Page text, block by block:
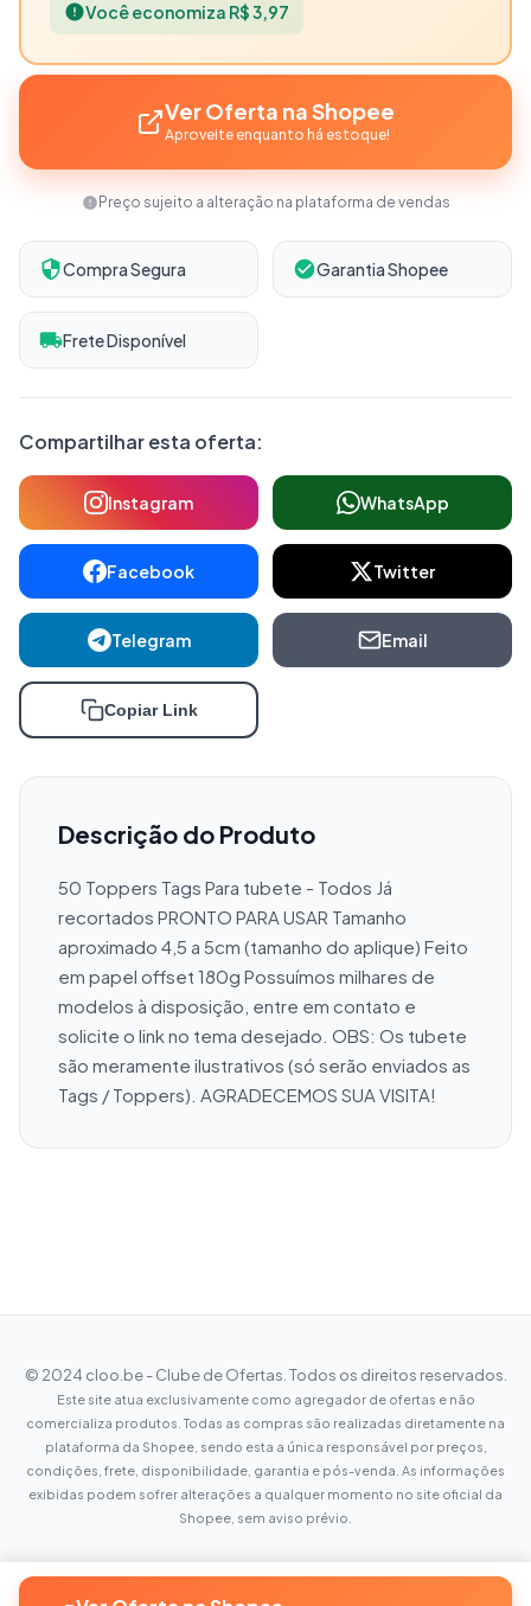
Você economiza R$ 3,97
Ver Oferta na Shopee
Aproveite enquanto há estoque!
Preço sujeito a alteração na plataforma de vendas
Compra Segura Garantia Shopee
Frete Disponível
Compartilhar esta oferta:
Instagram WhatsApp
Facebook Twitter
Telegram Email
Copiar Link
Descrição do Produto
50 Toppers Tags Para tubete - Todos Já
recortados PRONTO PARA USAR Tamanho
aproximado 4,5 a 5cm (tamanho do aplique) Feito
em papel offset 180g Possuímos milhares de
modelos à disposição, entre em contato e
solicite o link no tema desejado. OBS: Os tubete
são meramente ilustrativos (só serão enviados as
Tags / Toppers). AGRADECEMOS SUA VISITA!
© 2024 cloo.be - Clube de Ofertas. Todos os direitos reservados.
Este site atua exclusivamente como agregador de ofertas e não
comercializa produtos. Todas as compras são realizadas diretamente na
plataforma da Shopee, sendo esta a única responsável por preços,
condições, frete, disponibilidade, garantia e pós-venda. As informações
exibidas podem sofrer alterações a qualquer momento no site oficial da
Shopee, sem aviso prévio.